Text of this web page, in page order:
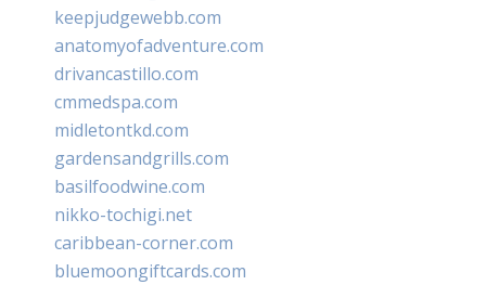
keepjudgewebb.com
anatomyofadventure.com
drivancastillo.com
cmmedspa.com
midletontkd.com
gardensandgrills.com
basilfoodwine.com
nikko-tochigi.net
caribbean-corner.com
bluemoongiftcards.com